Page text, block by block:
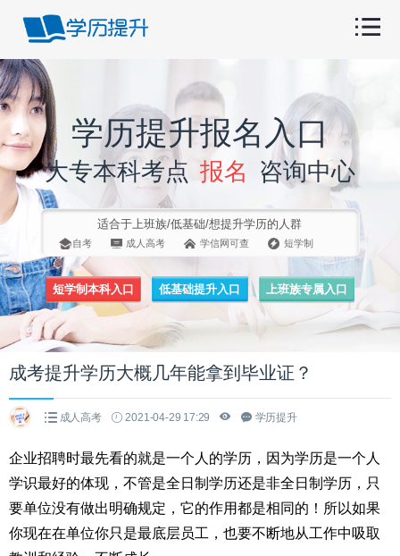
学历提升报名入口
大专本科考点 报名 咨询中心
适合于上班族/低基础/想提升学历的人群
自考 成人高考 学信网可查 短学制
短学制本科入口 低基础提升入口 上班族专属入口
成考提升学历大概几年能拿到毕业证？
成人高考 2021-04-29 17:29 学历提升
企业招聘时最先看的就是一个人的学历，因为学历是一个人
学识最好的体现，不管是全日制学历还是非全日制学历，只
要单位没有做出明确规定，它的作用都是相同的！所以如果
你现在在单位你只是最底层员工，也要不断地从工作中吸取